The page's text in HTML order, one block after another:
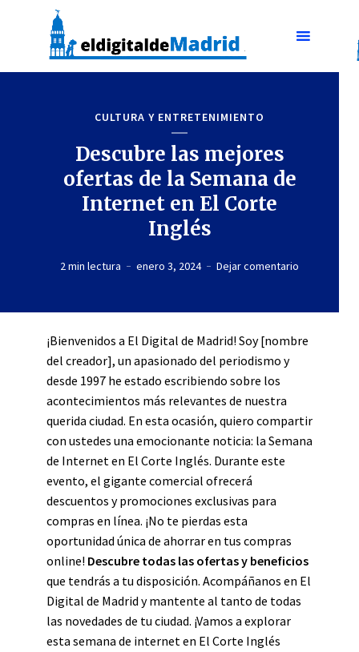
CULTURA Y ENTRETENIMIENTO
Descubre las mejores
ofertas de la Semana de
Internet en El Corte
Inglés
2 min lectura enero 3, 2024 Dejar comentario
¡Bienvenidos a El Digital de Madrid! Soy [nombre
del creador], un apasionado del periodismo y
desde 1997 he estado escribiendo sobre los
acontecimientos más relevantes de nuestra
querida ciudad. En esta ocasión, quiero compartir
con ustedes una emocionante noticia: la Semana
de Internet en El Corte Inglés. Durante este
evento, el gigante comercial ofrecerá
descuentos y promociones exclusivas para
compras en línea. ¡No te pierdas esta
oportunidad única de ahorrar en tus compras
online! Descubre todas las ofertas y beneficios
que tendrás a tu disposición. Acompáñanos en El
Digital de Madrid y mantente al tanto de todas
las novedades de tu ciudad. ¡Vamos a explorar
esta semana de internet en El Corte Inglés